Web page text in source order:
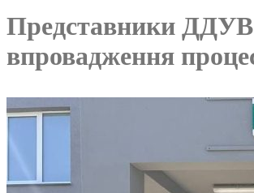
Представники
впровадження